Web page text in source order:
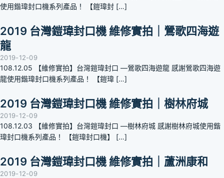
使用鍇瑋封口機系列產品！ 【鎧瑋封 […]
2019 台灣鎧瑋封口機 維修實拍｜鶯歌四海遊
龍
2019-12-09
108.12.05 【維修實拍】台灣鎧瑋封口 —鶯歌四海遊龍 感謝鶯歌四海遊
龍使用鍇瑋封口機系列產品！ 【鎧瑋 […]
2019 台灣鎧瑋封口機 維修實拍｜樹林府城
2019-12-09
108.12.03 【維修實拍】台灣鎧瑋封口 —樹林府城 感謝樹林府城使用鍇
瑋封口機系列產品！ 【鎧瑋封口機】 […]
2019 台灣鎧瑋封口機 維修實拍｜蘆洲康和
2019-12-09